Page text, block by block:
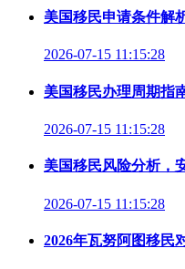
美国移民申请条件解
2026-07-15 11:15:28
美国移民办理周期指
2026-07-15 11:15:28
美国移民风险分析，
2026-07-15 11:15:28
2026年瓦努阿图移民